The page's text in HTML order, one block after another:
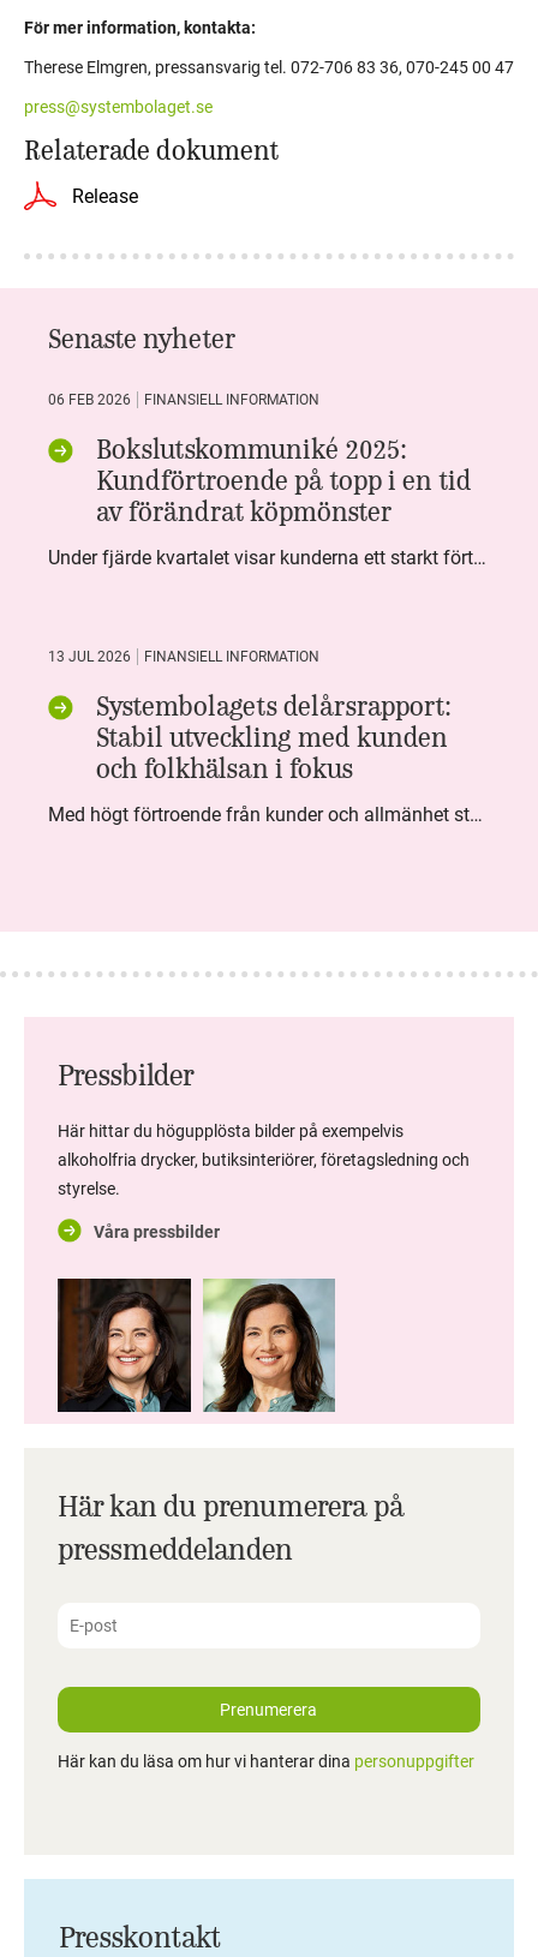
För mer information, kontakta:
Therese Elmgren, pressansvarig tel. 072-706 83 36, 070-245 00 47
press@systembolaget.se
Relaterade dokument
Release
Senaste nyheter
06 FEB 2026 FINANSIELL INFORMATION
Bokslutskommuniké 2025:
Kundförtroende på topp i en tid
av förändrat köpmönster
Under fjärde kvartalet visar kunderna ett starkt förtroende för Systembolaget. Nöjd Kund Index (NKI) når en ny rekordnivå och bidrar till att även helåret avslutar starkt. Arbetet med ansvarsfull försäljning ger tydliga resultat där ålderskontroller når sina högsta nivåer någonsin. Samtidigt fortsätter kundernas val att förändras. Allt fler väljer öl och drycker med lägre alkoholhalt. Vi ser också en lägre försäljningsvolym under kvartalet, en utveckling som ligger i linje med den långsiktiga minskningen i alkoholkonsumtionen i Sverige. De officiella konsumtionssiffrorna från CAN för 2025 kommer först under våren men försäljningssiffrorna pekar åt samma håll.
13 JUL 2026 FINANSIELL INFORMATION
Systembolagets delårsrapport:
Stabil utveckling med kunden
och folkhälsan i fokus
Med högt förtroende från kunder och allmänhet står Systembolaget stabilt i samhällsuppdraget. Under kvartalet togs flera steg inom folkhälsa, kundnytta och minskad klimatpåverkan. Nettoomsättningen var i nivå med föregående år och effektiviseringar av verksamheten möjliggjorde fortsatt anpassning för att möta nya behov.
Pressbilder
Här hittar du högupplösta bilder på exempelvis
alkoholfria drycker, butiksinteriörer, företagsledning och
styrelse.
Våra pressbilder
Här kan du prenumerera på
pressmeddelanden
Prenumerera
Här kan du läsa om hur vi hanterar dina personuppgifter
Presskontakt